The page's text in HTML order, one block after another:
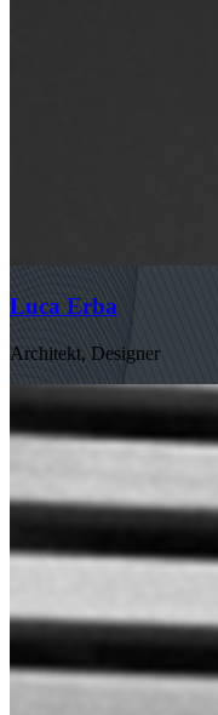
Luca Erba
Architekt, Designer